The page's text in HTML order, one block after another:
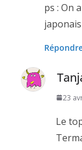
ps : On
23
Le